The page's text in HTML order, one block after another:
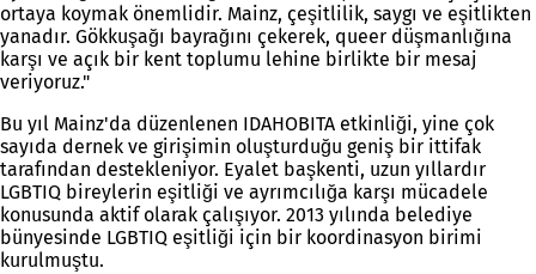
ortaya koymak önemlidir. Mainz, çeşitlilik, saygı ve eşitlikten
yanadır. Gökkuşağı bayrağını çekerek, queer düşmanlığına
karşı ve açık bir kent toplumu lehine birlikte bir mesaj
veriyoruz."
Bu yıl Mainz'da düzenlenen IDAHOBITA etkinliği, yine çok
sayıda dernek ve girişimin oluşturduğu geniş bir ittifak
tarafından destekleniyor. Eyalet başkenti, uzun yıllardır
LGBTIQ bireylerin eşitliği ve ayrımcılığa karşı mücadele
konusunda aktif olarak çalışıyor. 2013 yılında belediye
bünyesinde LGBTIQ eşitliği için bir koordinasyon birimi
kurulmuştu.